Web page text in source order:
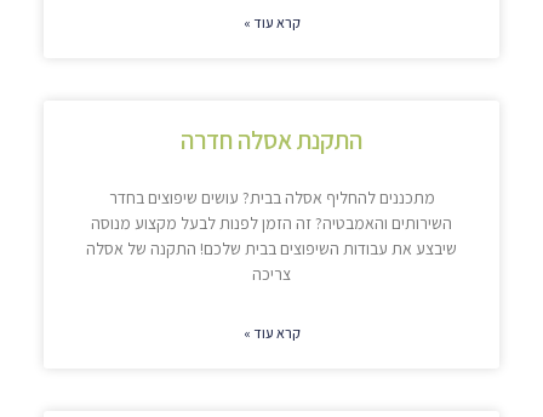
קרא עוד »
התקנת אסלה חדרה
מתכננים להחליף אסלה בבית? עושים שיפוצים בחדר
השירותים והאמבטיה? זה הזמן לפנות לבעל מקצוע מנוסה
שיבצע את עבודות השיפוצים בבית שלכם! התקנה של אסלה
צריכה
קרא עוד »